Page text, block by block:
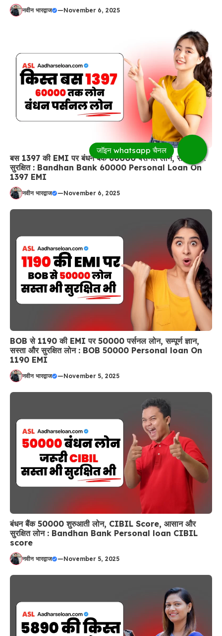
नवीन भारद्वाज —November 6, 2025
बस 1397 की EMI पर बंधन बैंक 60000 पर्सनल लोन, सस्ता और
सुरक्षित : Bandhan Bank 60000 Personal Loan On
1397 EMI
नवीन भारद्वाज —November 6, 2025
BOB से 1190 की EMI पर 50000 पर्सनल लोन, सम्पूर्ण ज्ञान,
सस्ता और सुरक्षित लोन : BOB 50000 Personal loan On
1190 EMI
नवीन भारद्वाज —November 5, 2025
बंधन बैंक 50000 शुरुआती लोन, CIBIL Score, आसान और
सुरक्षित लोन : Bandhan Bank Personal loan CIBIL
score
नवीन भारद्वाज —November 5, 2025